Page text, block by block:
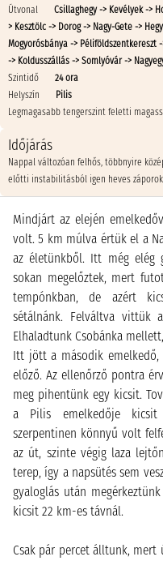
Útvonal
Csillaghegy -> Kevélyek ->
> Kesztölc -> Dorog -> Nagy-Gete ->
Mogyorósbánya -> Péliföldszentkereszt
-> Koldusszállás -> Somlyóvár ->
Szintidő
24 ora
Helyszín
Pilis
Legmagasabb tengerszint feletti
Időjárás
Nappal változóan felhős, többnyire
előtti instabilitásból igen heves
Mindjárt az elején
volt. 5 km múlva értük el a
az életünkből. Itt még elég
sokan megelőztek, mert
tempónkban, de azért
sétálnánk. Felváltva vittük
Elhaladtunk Csobánka
Itt jött a második
előző. Az ellenőrző pontra
meg pihentünk egy kicsit.
a Pilis emelkedője kicsit
szerpentinen könnyű volt
az út, szinte végig laza
terep, így a napsütés sem
gyaloglás után
kicsit 22 km-es távnál.
Csak pár percet álltunk,